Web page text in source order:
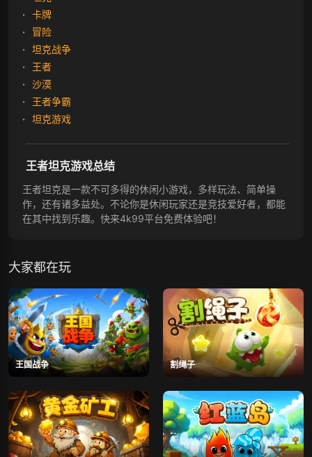
卡牌
冒险
坦克战争
王者
沙漠
王者争霸
坦克游戏
王者坦克游戏总结
王者坦克是一款不可多得的休闲小游戏，多样玩法、简单操
作，还有诸多益处。不论你是休闲玩家还是竞技爱好者，都能
在其中找到乐趣。快来4k99平台免费体验吧！
大家都在玩
王国战争 割绳子